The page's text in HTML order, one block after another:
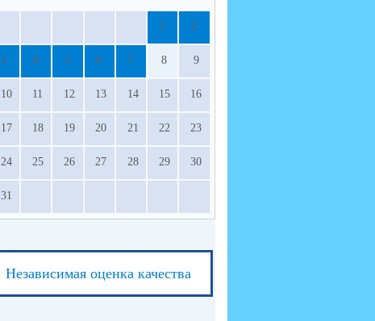
1 2
3 4 5 6 7 8 9
10 11 12 13 14 15 16
17 18 19 20 21 22 23
24 25 26 27 28 29 30
31
Независимая оценка качества